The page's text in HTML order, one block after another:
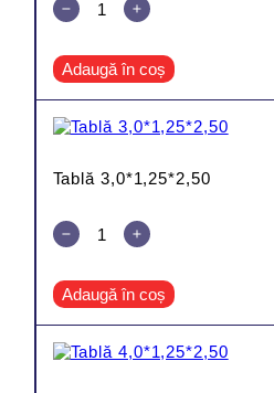
Adaugă în coș
Tablă 3,0*1,25*2,50
Adaugă în coș